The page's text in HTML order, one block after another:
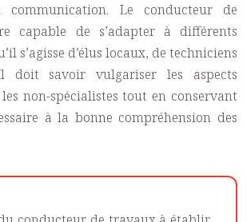
communication. Le conducteur de
capable de s’adapter à différents
s’agisse d’élus locaux, de techniciens
doit savoir vulgariser les aspects
non-spécialistes tout en conservant
à la bonne compréhension des